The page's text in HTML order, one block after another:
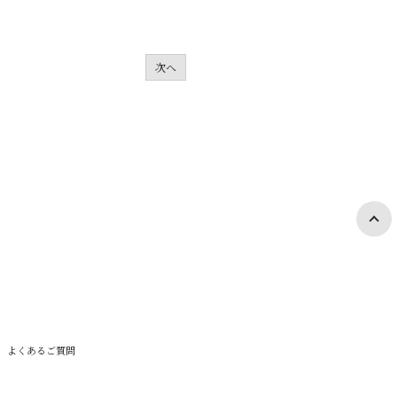
次へ
よくあるご質問